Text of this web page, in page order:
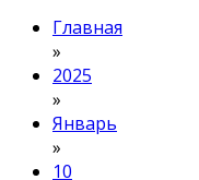
Главная
»
2025
»
Январь
»
10